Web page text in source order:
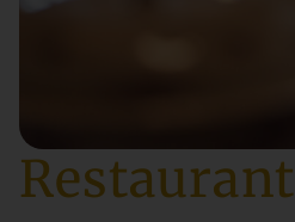
Restaurant